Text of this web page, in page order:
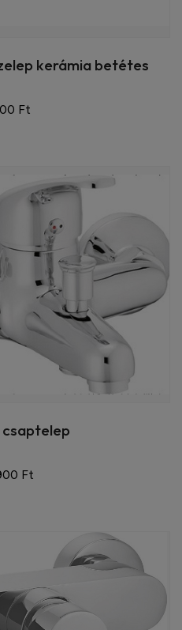
kerámia betétes
Ft
csaptelep
Ft